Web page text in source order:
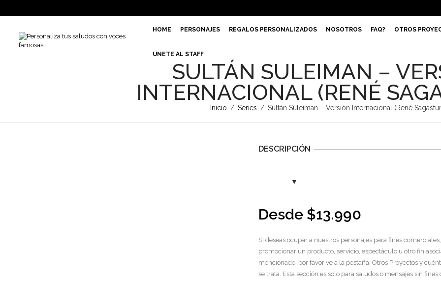
HOME PERSONAJES REGALOS PERSONALIZADOS NOSOTROS FAQ? OTROS
UNETE AL STAFF
SULTÁN SULEIMAN –
INTERNACIONAL (RENÉ
Inicio / Series / Sultán Suleiman – Versión Internacional (René
DESCRIPCIÓN
Desde $13.990
Si deseas ocupar a nuestros personajes para fines
promocionar un producto, servicio, espectáculo u otro fin
mencionado, por favor ve a la pestaña: Otros Proyectos y
se trata. Esta sección es solo para saludos o mensajes sin fines